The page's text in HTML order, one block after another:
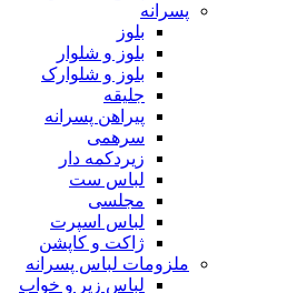
پسرانه
بلوز
بلوز و شلوار
بلوز و شلوارک
جلیقه
پیراهن پسرانه
سرهمی
زیردکمه دار
لباس ست
مجلسی
لباس اسپرت
ژاکت و کاپشن
ملزومات لباس پسرانه
لباس زیر و خواب